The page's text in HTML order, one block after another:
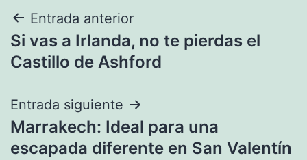
Navegación
de
Entrada anterior
Si vas a Irlanda, no te pierdas el
Castillo de Ashford
Entrada siguiente
Marrakech: Ideal para una
escapada diferente en San Valentín